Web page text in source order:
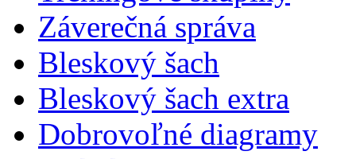
Záverečná správa
Bleskový šach
Bleskový šach extra
Dobrovoľné diagramy